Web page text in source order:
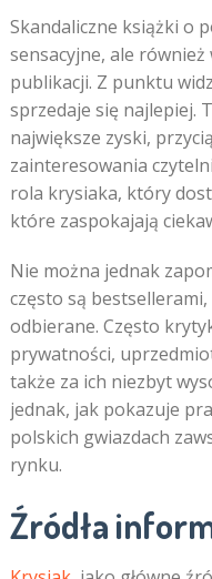
Skandaliczne książki o
sensacyjne, ale
publikacji. Z punktu
sprzedaje się najlepiej.
największe zyski,
zainteresowania
rola krysiaka, który
które zaspokajają
Nie można jednak
często są
odbierane. Często
prywatności,
także za ich niezbyt
jednak, jak pokazuje
polskich gwiazdach
rynku.
Źródła